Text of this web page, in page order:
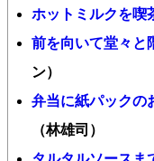
ホットミルクを喫
前を向いて堂々と
ン）
弁当に紙パックの
（林雄司）